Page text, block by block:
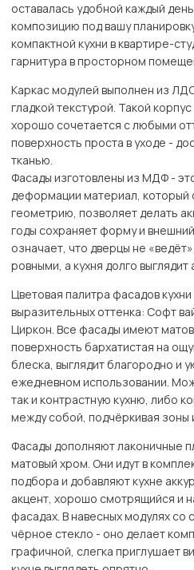
оставалась удобной каждый
композицию под вашу
компактной кухни в квартире-
гарнитура в просторном
Каркас модулей выполнен из
гладкой текстурой. Такой
хорошо сочетается с любыми
поверхность проста в уходе -
тканью.
Фасады изготовлены из МДФ -
деформации материал, который
геометрию, позволяет делать
годы сохраняет форму и
означает, что дверцы не
ровными, а кухня долго
Цветовая палитра фасадов
выразительных оттенка: Софт
Циркон. Все фасады имеют
поверхность бархатистая на
блеска, выглядит благородно и
ежедневном использовании.
так и контрастную кухню, либо
между собой, подчёркивая зоны
Фасады дополняют лаконичные
матовый хром. Они идут в
подбора и добавляют кухне
акцент, хорошо смотрящийся и
фасадах. В навесных модулях со
чёрное стекло - оно делает
графичной, слегка приглушает